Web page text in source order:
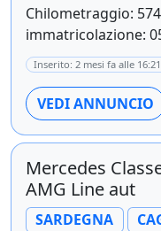
Chilometraggio:
immatricolazione:
Inserito: 2 mesi fa alle 16:21
VEDI ANNUNCIO
Mercedes
AMG Line aut
SARDEGNA